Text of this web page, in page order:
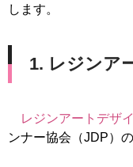
します。
1. レジンア
レジンアートデザ
ンナー協会（JDP）